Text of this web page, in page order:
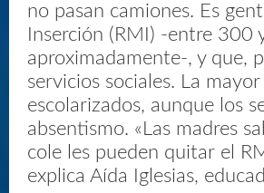
no pasan camiones. Es
Inserción (RMI) -entre 300
aproximadamente-, y que,
servicios sociales. La
escolarizados, aunque los
absentismo. «Las madres
cole les pueden quitar el
explica Aída Iglesias,